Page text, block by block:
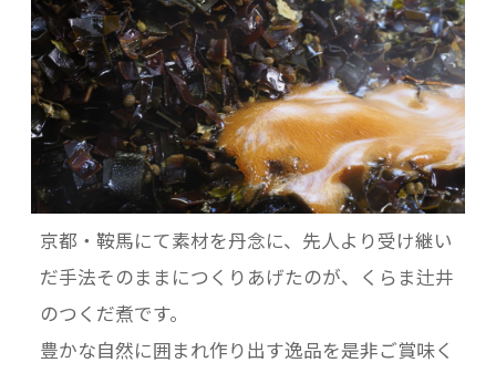
京都・鞍馬にて素材を丹念に、先人より受け継い
だ手法そのままにつくりあげたのが、くらま辻井
のつくだ煮です。
豊かな自然に囲まれ作り出す逸品を是非ご賞味く